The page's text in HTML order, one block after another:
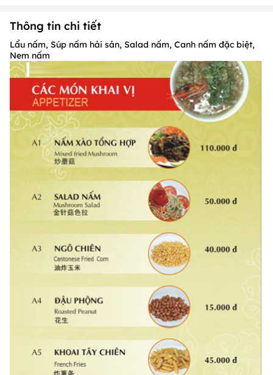
dịch vụ.
- Nhà hàng không tính phí khi mang đồ uống từ ngoài vào.
Thông tin chi tiết
Lẩu nấm, Súp nấm hải sản, Salad nấm, Canh nấm đặc biệt,
Nem nấm